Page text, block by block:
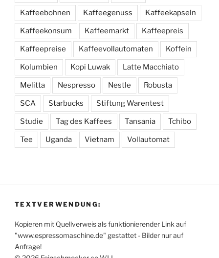
Kaffeebohnen Kaffeegenuss Kaffeekapseln
Kaffeekonsum Kaffeemarkt Kaffeepreis
Kaffeepreise Kaffeevollautomaten Koffein
Kolumbien Kopi Luwak Latte Macchiato
Melitta Nespresso Nestle Robusta
SCA Starbucks Stiftung Warentest
Studie Tag des Kaffees Tansania Tchibo
Tee Uganda Vietnam Vollautomat
TEXTVERWENDUNG:
Kopieren mit Quellverweis als funktionierender Link auf
"www.espressomaschine.de" gestattet - Bilder nur auf
Anfrage!